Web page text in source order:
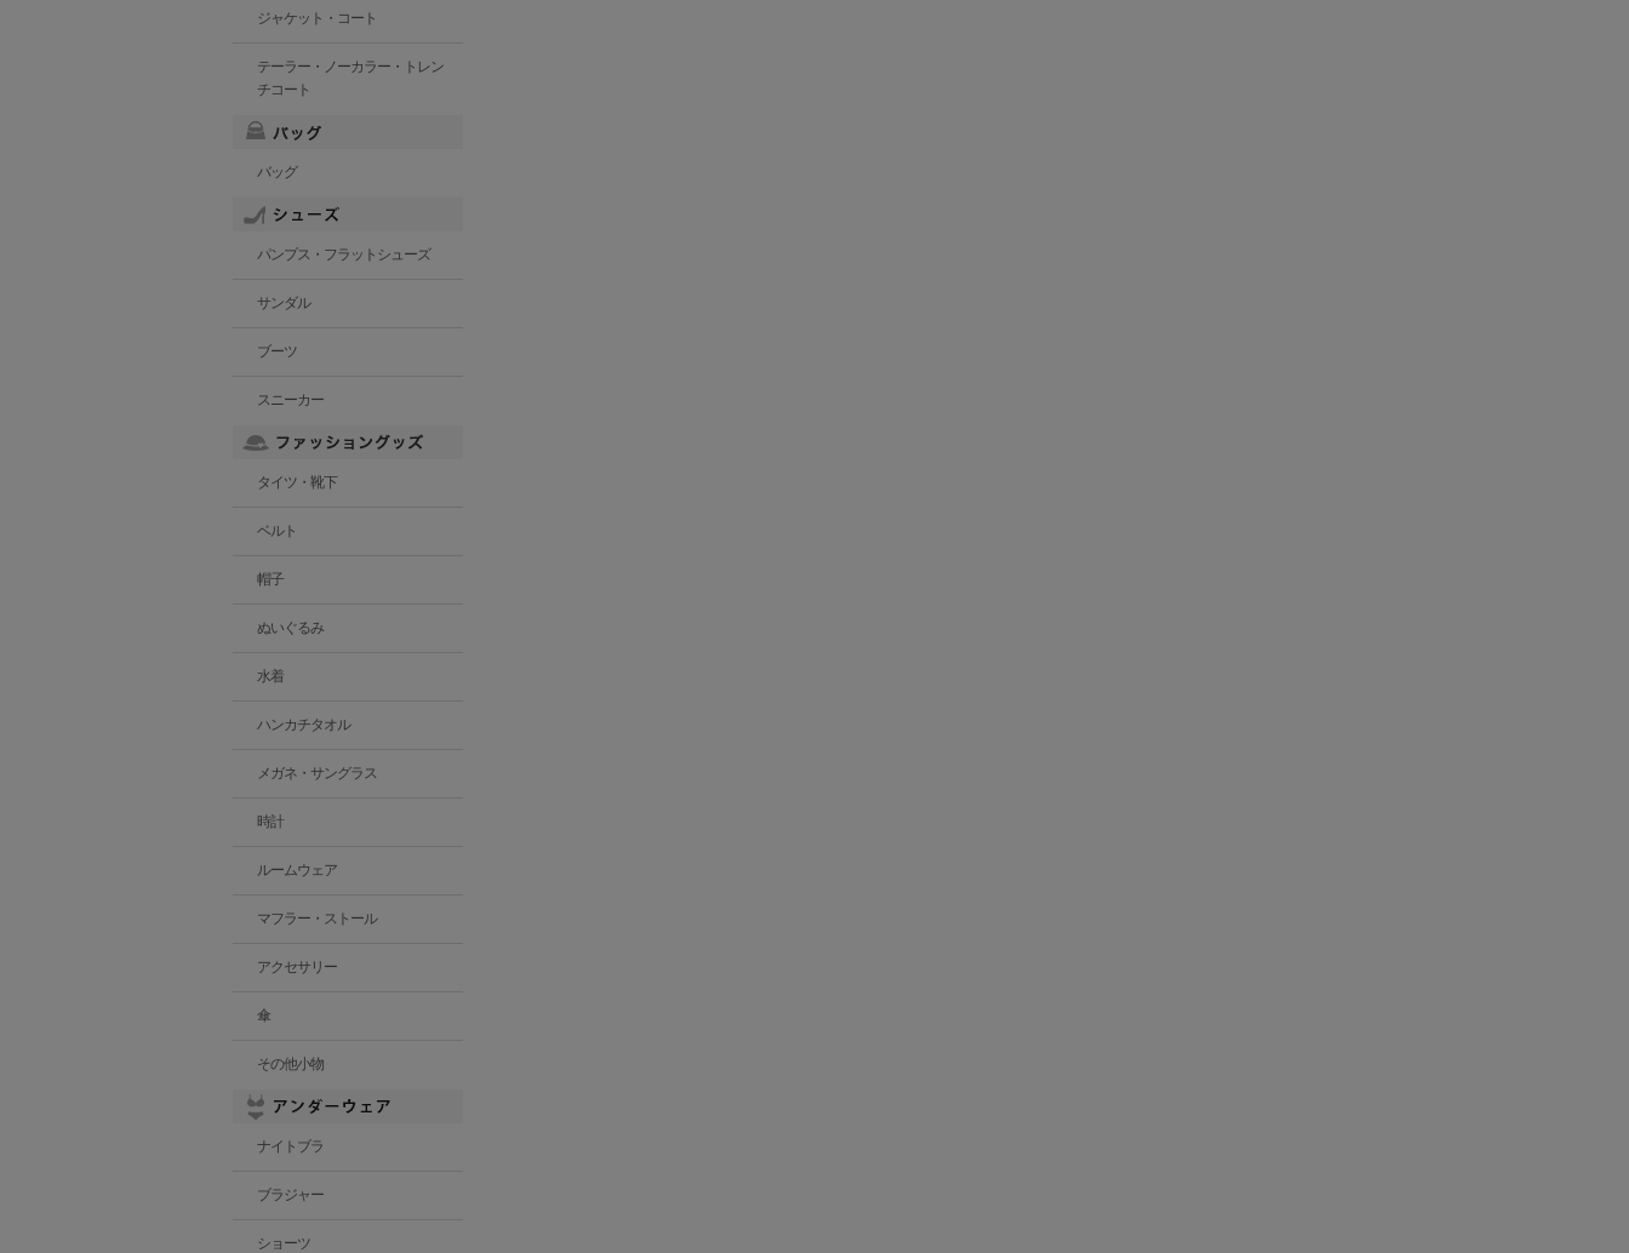
ジャケット・コート
テーラー・ノーカラー・トレン
チコート
バッグ
パンプス・フラットシューズ
サンダル
ブーツ
スニーカー
タイツ・靴下
ベルト
帽子
ぬいぐるみ
水着
ハンカチタオル
メガネ・サングラス
時計
ルームウェア
マフラー・ストール
アクセサリー
傘
その他小物
ナイトブラ
ブラジャー
ショーツ